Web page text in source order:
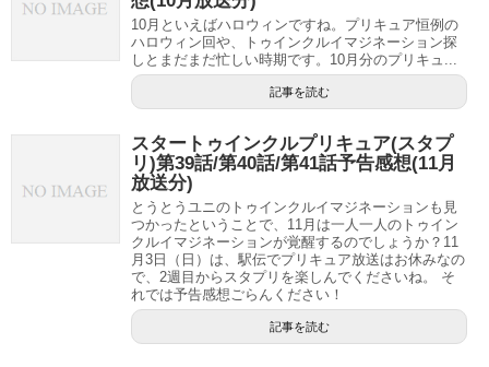
10月といえばハロウィンですね。プリキュア恒例の
ハロウィン回や、トゥインクルイマジネーション探
しとまだまだ忙しい時期です。10月分のプリキュ...
記事を読む
スタートゥインクルプリキュア(スタプ
リ)第39話/第40話/第41話予告感想(11月
放送分)
とうとうユニのトゥインクルイマジネーションも見
つかったということで、11月は一人一人のトゥイン
クルイマジネーションが覚醒するのでしょうか？11
月3日（日）は、駅伝でプリキュア放送はお休みなの
で、2週目からスタプリを楽しんでくださいね。 そ
れでは予告感想ごらんください！
記事を読む